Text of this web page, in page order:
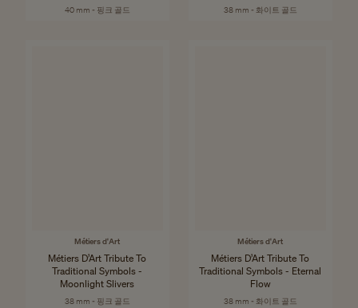
40 mm - 핑크 골드 38 mm - 화이트 골드
Métiers d'Art
Métiers D’Art Tribute To
Traditional Symbols -
Moonlight Slivers
38 mm - 핑크 골드
Métiers d'Art
Métiers D’Art Tribute To
Traditional Symbols - Eternal
Flow
38 mm - 화이트 골드